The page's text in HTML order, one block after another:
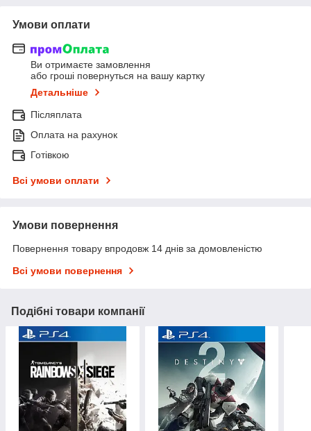
Умови оплати
Ви отримаєте замовлення
або гроші повернуться на вашу картку
Детальніше
Післяплата
Оплата на рахунок
Готівкою
Всі умови оплати
Умови повернення
Повернення товару впродовж 14 днів за домовленістю
Всі умови повернення
Подібні товари компанії